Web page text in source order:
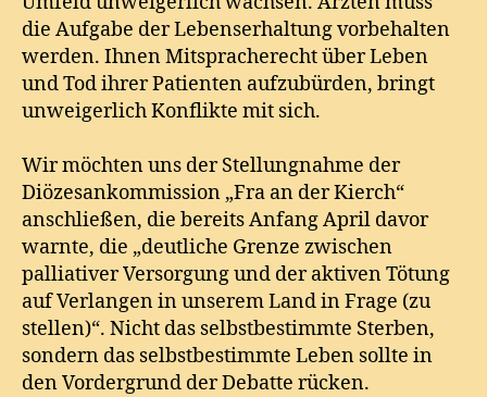
die Aufgabe der Lebenserhaltung vorbehalten
werden. Ihnen Mitspracherecht über Leben
und Tod ihrer Patienten aufzubürden, bringt
unweigerlich Konflikte mit sich.
Wir möchten uns der Stellungnahme der
Diözesankommission „Fra an der Kierch“
anschließen, die bereits Anfang April davor
warnte, die „deutliche Grenze zwischen
palliativer Versorgung und der aktiven Tötung
auf Verlangen in unserem Land in Frage (zu
stellen)“. Nicht das selbstbestimmte Sterben,
sondern das selbstbestimmte Leben sollte in
den Vordergrund der Debatte rücken.